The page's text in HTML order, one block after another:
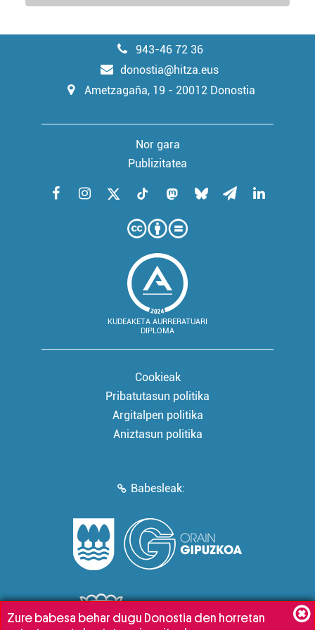
943-46 72 36
donostia@hitza.eus
Ametzagaña, 19 - 20012 Donostia
Nor gara
Publizitatea
KUDEAKETA AURRERATUARI
DIPLOMA
Cookieak
Pribatutasun politika
Argitalpen politika
Aniztasun politika
Babesleak:
Zure babesa behar dugu Donostia den horretan